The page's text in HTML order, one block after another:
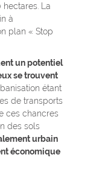
La
à
plan « Stop
un potentiel
se trouvent
étant
de transports
ces chancres
des sols
urbain
économique